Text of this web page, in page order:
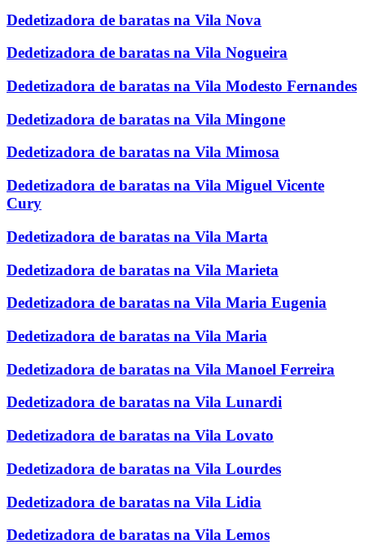
Dedetizadora de baratas na Vila Nova
Dedetizadora de baratas na Vila Nogueira
Dedetizadora de baratas na Vila Modesto Fernandes
Dedetizadora de baratas na Vila Mingone
Dedetizadora de baratas na Vila Mimosa
Dedetizadora de baratas na Vila Miguel Vicente
Cury
Dedetizadora de baratas na Vila Marta
Dedetizadora de baratas na Vila Marieta
Dedetizadora de baratas na Vila Maria Eugenia
Dedetizadora de baratas na Vila Maria
Dedetizadora de baratas na Vila Manoel Ferreira
Dedetizadora de baratas na Vila Lunardi
Dedetizadora de baratas na Vila Lovato
Dedetizadora de baratas na Vila Lourdes
Dedetizadora de baratas na Vila Lidia
Dedetizadora de baratas na Vila Lemos